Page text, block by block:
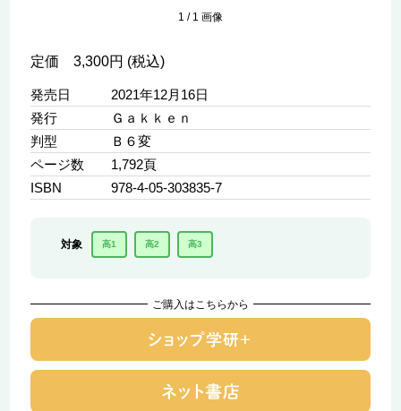
1 / 1 画像
定価 3,300円 (税込)
発売日
2021年12月16日
発行
Ｇａｋｋｅｎ
判型
Ｂ６変
ページ数
1,792頁
ISBN
978-4-05-303835-7
対象 高1 高2 高3
ご購入はこちらから